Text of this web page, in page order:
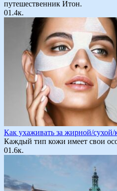
путешественник Итон.
01.4к.
Как ухаживать за жирной/
Каждый тип кожи имеет свои
01.6к.